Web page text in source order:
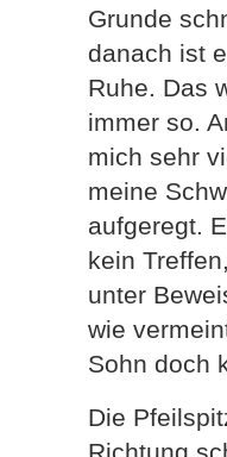
Grunde
danach ist
Ruhe. Das
immer so.
mich sehr
meine
aufgeregt.
kein
unter
wie
Sohn doch
Die